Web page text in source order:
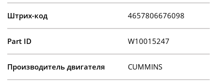
Штрих-код 4657806676098
Part ID W10015247
Производитель двигателя CUMMINS